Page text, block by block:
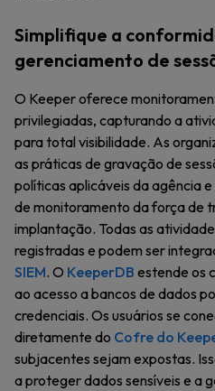
Simplifique a
gerenciamento de
O Keeper oferece
privilegiadas, capturando a
para total visibilidade. As
as práticas de gravação de
políticas aplicáveis da agência
de monitoramento da força de
implantação. Todas as
registradas e podem ser
SIEM. O KeeperDB estende os
ao acesso a bancos de dados
credenciais. Os usuários se
diretamente do Cofre do
subjacentes sejam expostas.
a proteger dados sensíveis e a